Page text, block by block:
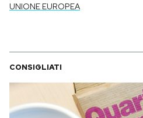
UNIONE EUROPEA
CONSIGLIATI